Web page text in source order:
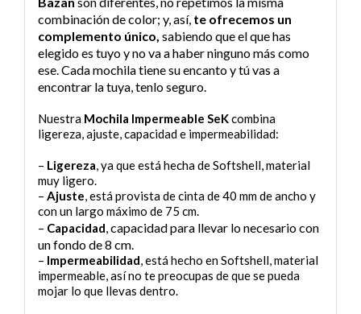
combinación de color; y, así, te ofrecemos un
complemento único, sabiendo que el que has
elegido es tuyo y no va a haber ninguno más como
ese. Cada mochila tiene su encanto y tú vas a
encontrar la tuya, tenlo seguro.
Nuestra Mochila Impermeable SeKcombina
ligereza, ajuste, capacidad e impermeabilidad:
– Ligereza, ya que está hecha de Softshell, material
muy ligero.
– Ajuste, está provista de cinta de 40 mm de ancho y
con un largo máximo de 75 cm.
– Capacidad,capacidad para llevar lo necesario con
un fondo de 8 cm.
– Impermeabilidad, está hecho en Softshell, material
impermeable, así no te preocupas de que se pueda
mojar lo que llevas dentro.